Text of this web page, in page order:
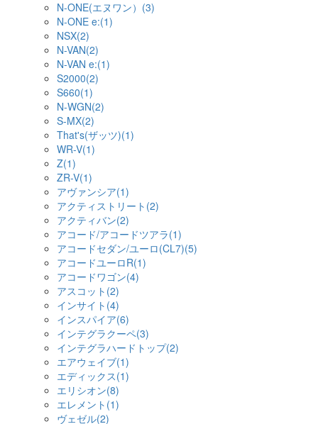
N-ONE(エヌワン）(3)
N-ONE e:(1)
NSX(2)
N-VAN(2)
N-VAN e:(1)
S2000(2)
S660(1)
N-WGN(2)
S-MX(2)
That's(ザッツ)(1)
WR-V(1)
Z(1)
ZR-V(1)
アヴァンシア(1)
アクティストリート(2)
アクティバン(2)
アコード/アコードツアラ(1)
アコードセダン/ユーロ(CL7)(5)
アコードユーロR(1)
アコードワゴン(4)
アスコット(2)
インサイト(4)
インスパイア(6)
インテグラクーペ(3)
インテグラハードトップ(2)
エアウェイブ(1)
エディックス(1)
エリシオン(8)
エレメント(1)
ヴェゼル(2)